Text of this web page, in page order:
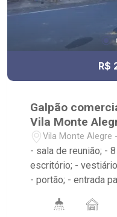
R$
Galpão
Vila Monte
Vila Monte Alegre
- sala de reunião; -
escritório; -
- portão; - entrada
barracão; - Próximo